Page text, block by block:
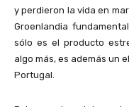
y perdieron la vida en
Groenlandia
sólo es el producto
algo más, es además un
Portugal.